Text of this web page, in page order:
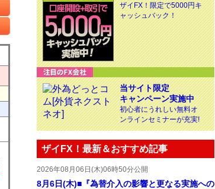
ザイFX！限定で5000円キ
ャッシュバック！
当サイト限定
キャンペーン実施中
初心者にうれしい無料オ
ンラインセミナーが充実!
ザイFX！最新＆おすすめ記事
2026年08月06日(木)06時50分公開
8月6日(木)■『為替介入の影響と更なる実施への